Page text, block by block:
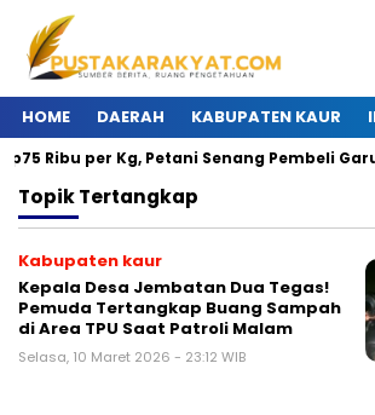
HOME DAERAH KABUPATEN KAUR
Ribu per Kg, Petani Senang Pembeli
TopikTertangkap
Kabupaten kaur
Kepala Desa Jembatan Dua Tegas!
Pemuda Tertangkap Buang Sampah
di Area TPU Saat Patroli Malam
Selasa, 10 Maret 2026 - 23:12 WIB